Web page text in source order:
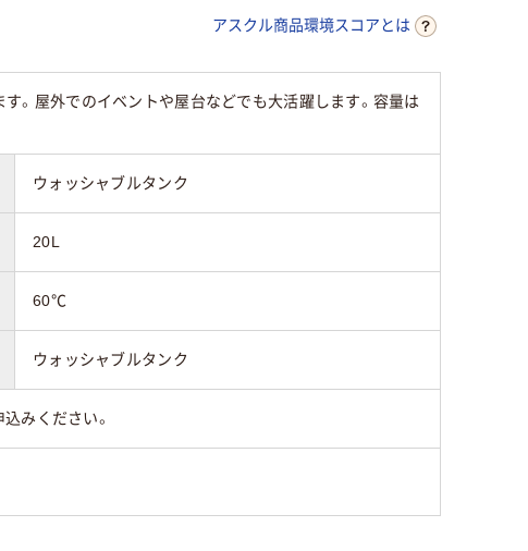
アスクル商品環境スコアとは
。屋外でのイベントや屋台などでも大活躍します。容量は
ウォッシャブルタンク
20L
60℃
ウォッシャブルタンク
みください。